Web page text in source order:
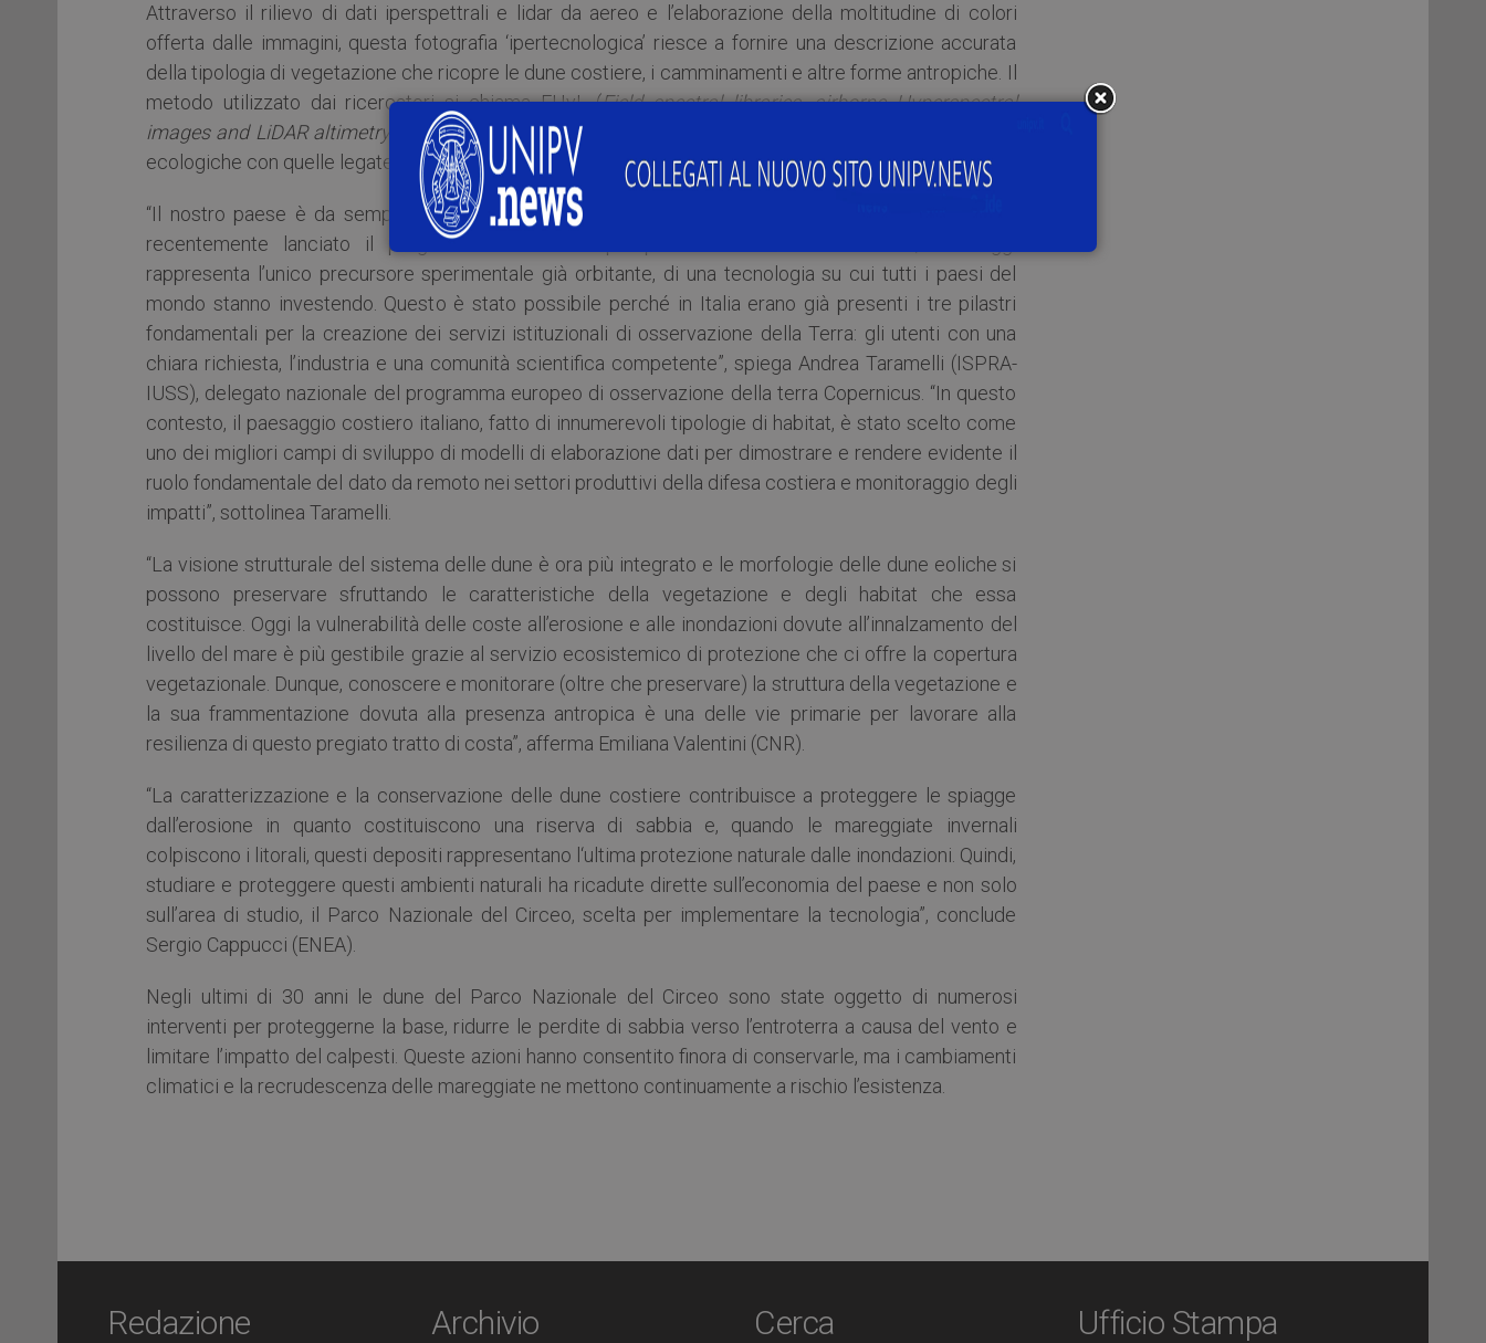
Attraverso il rilievo di dati iperspettrali e lidar da aereo e l’elaborazione della moltitudine di colori
offerta dalle immagini, questa fotografia ‘ipertecnologica’ riesce a fornire una descrizione accurata
della tipologia di vegetazione che ricopre le dune costiere, i camminamenti e altre forme antropiche. Il
metodo utilizzato dai ricercatori si chiama FHyL (Field spectral libraries, airborne Hyperspectral
images and LiDAR altimetry
) e ottimizza il concetto di integrazione delle conoscenze geofisiche ed
ecologiche con quelle legate alle tecnologie di automatizzazione e di intelligenza artificiale.
“Il nostro paese è da sempre una autorità nel campo delle tecnologie di rilievo da remoto ed ha
recentemente lanciato il programma satellitare iperspettrale denominato PRISMA, che oggi
rappresenta l’unico precursore sperimentale già orbitante, di una tecnologia su cui tutti i paesi del
mondo stanno investendo. Questo è stato possibile perché in Italia erano già presenti i tre pilastri
fondamentali per la creazione dei servizi istituzionali di osservazione della Terra: gli utenti con una
chiara richiesta, l’industria e una comunità scientifica competente”, spiega Andrea Taramelli (ISPRA-
IUSS), delegato nazionale del programma europeo di osservazione della terra Copernicus. “In questo
contesto, il paesaggio costiero italiano, fatto di innumerevoli tipologie di habitat, è stato scelto come
uno dei migliori campi di sviluppo di modelli di elaborazione dati per dimostrare e rendere evidente il
ruolo fondamentale del dato da remoto nei settori produttivi della difesa costiera e monitoraggio degli
impatti”, sottolinea Taramelli.
“La visione strutturale del sistema delle dune è ora più integrato e le morfologie delle dune eoliche si
possono preservare sfruttando le caratteristiche della vegetazione e degli habitat che essa
costituisce. Oggi la vulnerabilità delle coste all’erosione e alle inondazioni dovute all’innalzamento del
livello del mare è più gestibile grazie al servizio ecosistemico di protezione che ci offre la copertura
vegetazionale. Dunque, conoscere e monitorare (oltre che preservare) la struttura della vegetazione e
la sua frammentazione dovuta alla presenza antropica è una delle vie primarie per lavorare alla
resilienza di questo pregiato tratto di costa”, afferma Emiliana Valentini (CNR).
“La caratterizzazione e la conservazione delle dune costiere contribuisce a proteggere le spiagge
dall’erosione in quanto costituiscono una riserva di sabbia e, quando le mareggiate invernali
colpiscono i litorali, questi depositi rappresentano l‘ultima protezione naturale dalle inondazioni. Quindi,
studiare e proteggere questi ambienti naturali ha ricadute dirette sull’economia del paese e non solo
sull’area di studio, il Parco Nazionale del Circeo, scelta per implementare la tecnologia”, conclude
Sergio Cappucci (ENEA).
Negli ultimi di 30 anni le dune del Parco Nazionale del Circeo sono state oggetto di numerosi
interventi per proteggerne la base, ridurre le perdite di sabbia verso l’entroterra a causa del vento e
limitare l’impatto del calpesti. Queste azioni hanno consentito finora di conservarle, ma i cambiamenti
climatici e la recrudescenza delle mareggiate ne mettono continuamente a rischio l’esistenza.
Redazione Archivio Cerca Ufficio Stampa